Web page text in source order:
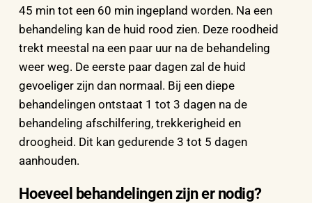
45 min tot een 60 min ingepland worden. Na een
behandeling kan de huid rood zien. Deze roodheid
trekt meestal na een paar uur na de behandeling
weer weg. De eerste paar dagen zal de huid
gevoeliger zijn dan normaal. Bij een diepe
behandelingen ontstaat 1 tot 3 dagen na de
behandeling afschilfering, trekkerigheid en
droogheid. Dit kan gedurende 3 tot 5 dagen
aanhouden.
Hoeveel behandelingen zijn er nodig?